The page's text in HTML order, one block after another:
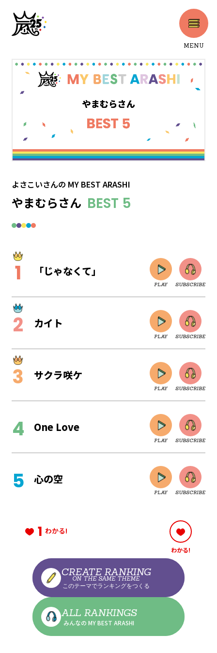
MENU
よさこいさんの MY BEST ARASHI
やまむらさん BEST 5
「じゃなくて」
PLAY SUBSCRIBE
カイト
PLAY SUBSCRIBE
サクラ咲ケ
PLAY SUBSCRIBE
One Love
PLAY SUBSCRIBE
CLOSE
心の空
PLAY SUBSCRIBE
CLOSE
1 わかる!
わかる!
CREATE RANKING
ON THE SAME THEME
このテーマでランキングをつくる
ALL RANKINGS
みんなの MY BEST ARASHI